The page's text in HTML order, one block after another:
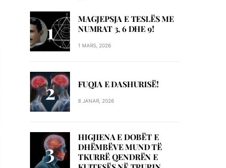
MAGJEPSJA E TESLËS ME
NUMRAT 3, 6 DHE 9!
1 MARS, 2026
FUQIA E DASHURISË!
8 JANAR, 2026
HIGJIENA E DOBËT E
DHËMBËVE MUND TË
TKURRË QENDRËN E